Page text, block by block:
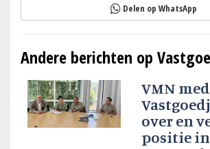
Delen op WhatsApp
Andere berichten op
VMN
over en
positie in